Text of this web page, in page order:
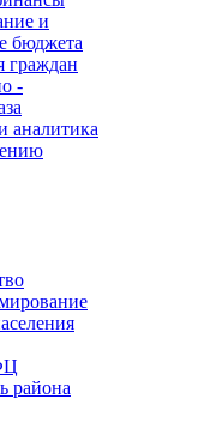
и
бюджета
граждан
-
аналитика
района